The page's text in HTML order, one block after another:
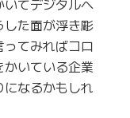
てデジタルへ
た面が浮き彫
てみればコロ
いている企業
なるかもしれ